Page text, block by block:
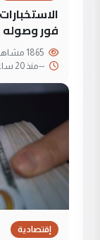
فور وصوله
--منذ 20 ساعة
إقتصادية